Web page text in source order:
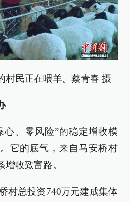
村民正在喂羊。蔡青春 摄
心、零风险”的稳定增收模
它的底气，来自马安桥村
增收致富路。
村总投资740万元建成集体